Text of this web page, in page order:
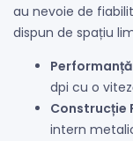
au nevoie de
dispun de spațiu
dpi cu o
Construcție
intern